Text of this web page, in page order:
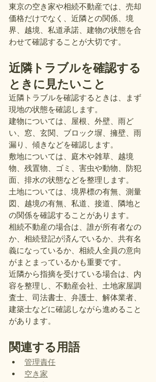
東京の空き家や相続不動産では、売却
価格だけでなく、近隣との関係、境
界、越境、私道承諾、建物の状態を合
わせて確認することが大切です。
近隣トラブルを確認する
ときに見たいこと
近隣トラブルを確認するときは、まず
現地の状態を確認します。
建物については、屋根、外壁、雨ど
い、窓、玄関、ブロック塀、擁壁、雨
漏り、傾きなどを確認します。
敷地については、庭木や雑草、越境
物、残置物、ゴミ、害虫や動物、防犯
面、排水の状態などを整理します。
土地については、境界標の有無、測量
図、越境の有無、私道、接道、隣地と
の関係を確認することがあります。
相続不動産の場合は、誰が所有者なの
か、相続登記が済んでいるか、共有名
義になっているか、相続人全員の意向
がまとまっているかも重要です。
近隣から指摘を受けている場合は、内
容を整理し、不動産会社、土地家屋調
査士、司法書士、弁護士、解体業者、
建築士などに確認しながら進めること
があります。
関連する用語
管理責任
空き家